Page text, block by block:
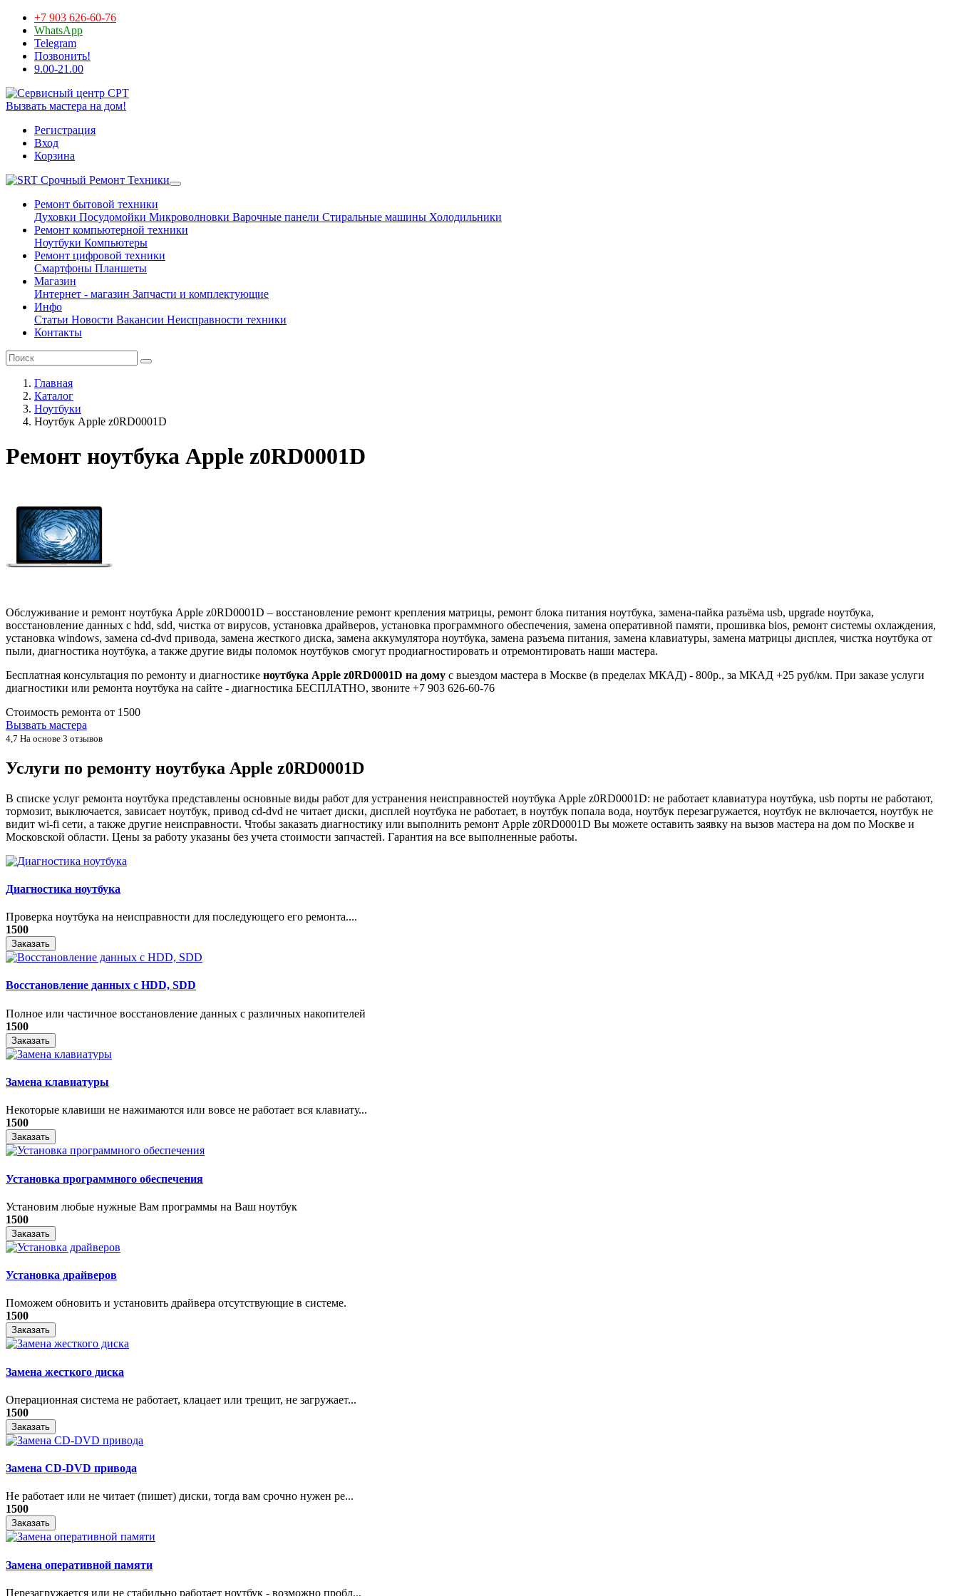
+7 903 626-60-76
WhatsApp
Telegram
Позвонить!
9.00-21.00
Вызвать мастера на дом!
Регистрация
Вход
Корзина
Срочный Ремонт Техники
Ремонт бытовой техники
Духовки Посудомойки Микроволновки Варочные панели Стиральные машины Холодильники
Ремонт компьютерной техники
Ноутбуки Компьютеры
Ремонт цифровой техники
Смартфоны Планшеты
Магазин
Интернет - магазин Запчасти и комплектующие
Инфо
Статьи Новости Вакансии Неисправности техники
Контакты
Главная
Каталог
Ноутбуки
Ноутбук Apple z0RD0001D
Ремонт ноутбука Apple z0RD0001D
Обслуживание и ремонт ноутбука Apple z0RD0001D – восстановление ремонт крепления матрицы, ремонт блока питания ноутбука, замена-пайка разъёма usb, upgrade ноутбука,
восстановление данных с hdd, sdd, чистка от вирусов, установка драйверов, установка программного обеспечения, замена оперативной памяти, прошивка bios, ремонт системы охлаждения,
установка windows, замена cd-dvd привода, замена жесткого диска, замена аккумулятора ноутбука, замена разъема питания, замена клавиатуры, замена матрицы дисплея, чистка ноутбука от
пыли, диагностика ноутбука, а также другие виды поломок ноутбуков смогут продиагностировать и отремонтировать наши мастера.
Бесплатная консультация по ремонту и диагностике ноутбука Apple z0RD0001D на дому с выездом мастера в Москве (в пределах МКАД) - 800р., за МКАД +25 руб/км. При заказе услуги
диагностики или ремонта ноутбука на сайте - диагностика БЕСПЛАТНО, звоните +7 903 626-60-76
Стоимость ремонта от 1500
Вызвать мастера
4,7 На основе 3 отзывов
Услуги по ремонту ноутбука Apple z0RD0001D
В списке услуг ремонта ноутбука представлены основные виды работ для устранения неисправностей ноутбука Apple z0RD0001D: не работает клавиатура ноутбука, usb порты не работают,
тормозит, выключается, зависает ноутбук, привод cd-dvd не читает диски, дисплей ноутбука не работает, в ноутбук попала вода, ноутбук перезагружается, ноутбук не включается, ноутбук не
видит wi-fi сети, а также другие неисправности. Чтобы заказать диагностику или выполнить ремонт Apple z0RD0001D Вы можете оставить заявку на вызов мастера на дом по Москве и
Московской области. Цены за работу указаны без учета стоимости запчастей. Гарантия на все выполненные работы.
Диагностика ноутбука
Проверка ноутбука на неисправности для последующего его ремонта....
1500
Заказать
Восстановление данных с HDD, SDD
Полное или частичное восстановление данных с различных накопителей
1500
Заказать
Замена клавиатуры
Некоторые клавиши не нажимаются или вовсе не работает вся клавиату...
1500
Заказать
Установка программного обеспечения
Установим любые нужные Вам программы на Ваш ноутбук
1500
Заказать
Установка драйверов
Поможем обновить и установить драйвера отсутствующие в системе.
1500
Заказать
Замена жесткого диска
Операционная система не работает, клацает или трещит, не загружает...
1500
Заказать
Замена CD-DVD привода
Не работает или не читает (пишет) диски, тогда вам срочно нужен ре...
1500
Заказать
Замена оперативной памяти
Перезагружается или не стабильно работает ноутбук - возможно пробл...